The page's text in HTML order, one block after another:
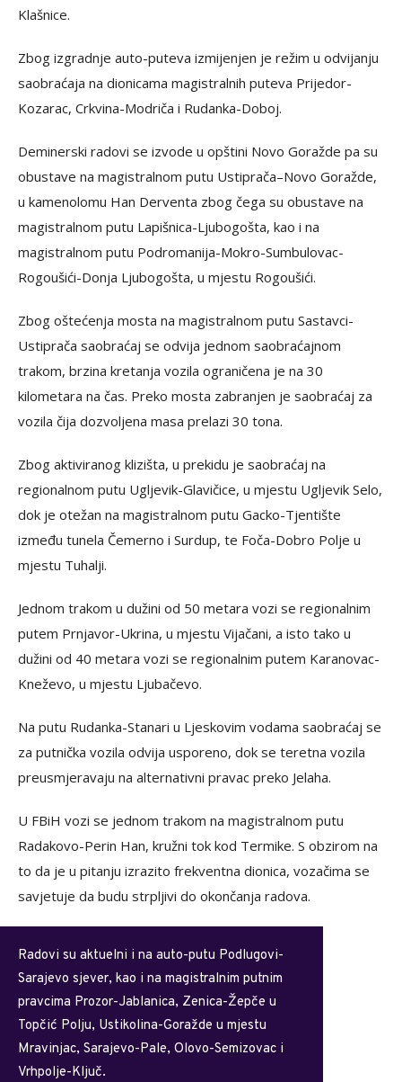
Klašnice.
Zbog izgradnje auto-puteva izmijenjen je režim u odvijanju
saobraćaja na dionicama magistralnih puteva Prijedor-
Kozarac, Crkvina-Modriča i Rudanka-Doboj.
Deminerski radovi se izvode u opštini Novo Goražde pa su
obustave na magistralnom putu Ustiprača–Novo Goražde,
u kamenolomu Han Derventa zbog čega su obustave na
magistralnom putu Lapišnica-Ljubogošta, kao i na
magistralnom putu Podromanija-Mokro-Sumbulovac-
Rogoušići-Donja Ljubogošta, u mjestu Rogoušići.
Zbog oštećenja mosta na magistralnom putu Sastavci-
Ustiprača saobraćaj se odvija jednom saobraćajnom
trakom, brzina kretanja vozila ograničena je na 30
kilometara na čas. Preko mosta zabranjen je saobraćaj za
vozila čija dozvoljena masa prelazi 30 tona.
Zbog aktiviranog klizišta, u prekidu je saobraćaj na
regionalnom putu Ugljevik-Glavičice, u mjestu Ugljevik Selo,
dok je otežan na magistralnom putu Gacko-Tjentište
između tunela Čemerno i Surdup, te Foča-Dobro Polje u
mjestu Tuhalji.
Jednom trakom u dužini od 50 metara vozi se regionalnim
putem Prnjavor-Ukrina, u mjestu Vijačani, a isto tako u
dužini od 40 metara vozi se regionalnim putem Karanovac-
Kneževo, u mjestu Ljubačevo.
Na putu Rudanka-Stanari u Ljeskovim vodama saobraćaj se
za putnička vozila odvija usporeno, dok se teretna vozila
preusmjeravaju na alternativni pravac preko Jelaha.
U FBiH vozi se jednom trakom na magistralnom putu
Radakovo-Perin Han, kružni tok kod Termike. S obzirom na
to da je u pitanju izrazito frekventna dionica, vozačima se
savjetuje da budu strpljivi do okončanja radova.
Radovi su aktuelni i na auto-putu Podlugovi-
Sarajevo sjever, kao i na magistralnim putnim
pravcima Prozor-Jablanica, Zenica-Žepče u
Topčić Polju, Ustikolina-Goražde u mjestu
Mravinjac, Sarajevo-Pale, Olovo-Semizovac i
Vrhpolje-Ključ.